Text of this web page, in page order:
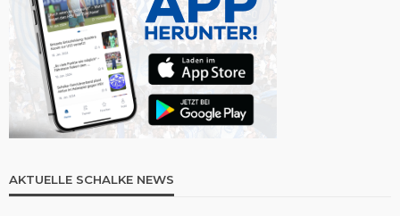
AKTUELLE SCHALKE NEWS